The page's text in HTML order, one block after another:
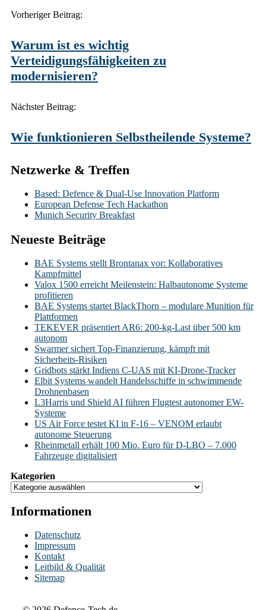
Post
Vorheriger Beitrag:
Warum ist es wichtig
Verteidigungsfähigkeiten zu
modernisieren?
Nächster Beitrag:
Wie funktionieren Selbstheilende Systeme?
Netzwerke & Treffen
Based: Defence & Dual-Use Innovation Platform
European Defense Tech Hackathon
Munich Security Breakfast
Neueste Beiträge
BAE Systems stellt Brontanax vor: Kollaboratives
Kampfmittel
Valox 1500 erreicht Meilenstein: Halbautonome Systeme
profitieren
BAE Systems startet BlackThorn – modulare Munition für
Plattformen
TEKEVER präsentiert AR6: 200-kg-Last über 500 km
autonom
Swarmer sichert Top-Finanzierung, kämpft mit
Sicherheits-Risiken
Gridbots stärkt Indiens C-UAS mit KI-Drone-Tracker
Elbit Systems wandelt Handelsschiffe in schwimmende
Drohnenbasen
L3Harris und Shield AI führen Flugtest autonomer EW-
Systeme
US Air Force testet KI in F-16 – VENOM erlaubt
autonome Steuerung
Rheinmetall erhält 100 Mio. Euro für D-LBO – 7.000
Fahrzeuge digitalisiert
Kategorien
Informationen
Datenschutz
Impressum
Kontakt
Leitbild & Qualität
Sitemap